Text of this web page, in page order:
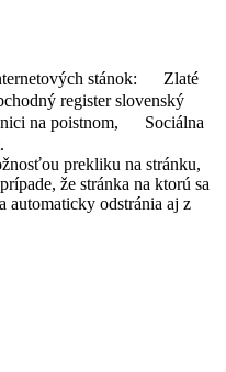
stánok:
Zlaté
register slovenský
na poistnom,
Sociálna
prekliku na stránku,
že stránka na ktorú sa
automaticky odstránia aj z